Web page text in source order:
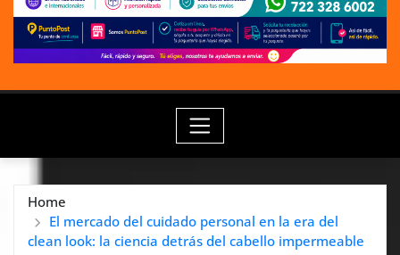
Home
El mercado del cuidado personal en la era del
clean look: la ciencia detrás del cabello impermeable